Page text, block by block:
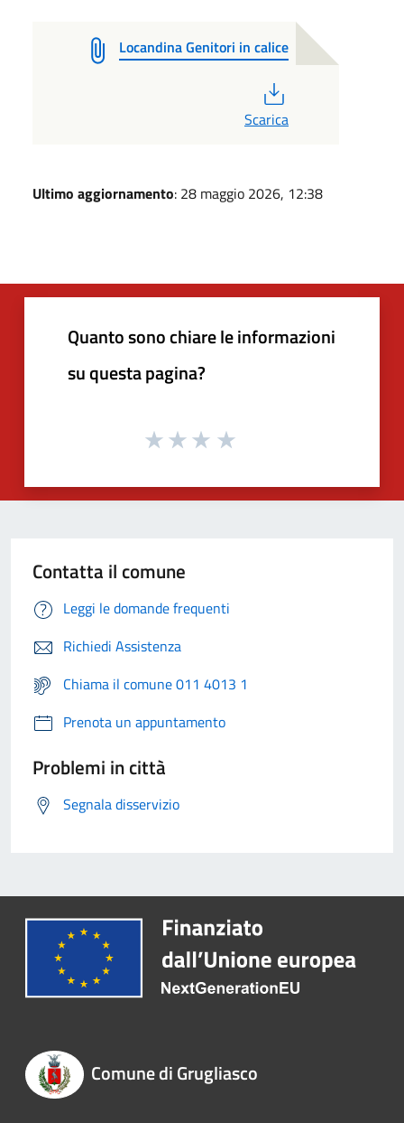
Locandina Genitori in calice
Scarica
Ultimo aggiornamento: 28 maggio 2026, 12:38
Quanto sono chiare le informazioni
su questa pagina?
Contatta il comune
Leggi le domande frequenti
Richiedi Assistenza
Chiama il comune 011 4013 1
Prenota un appuntamento
Problemi in città
Segnala disservizio
Comune di Grugliasco